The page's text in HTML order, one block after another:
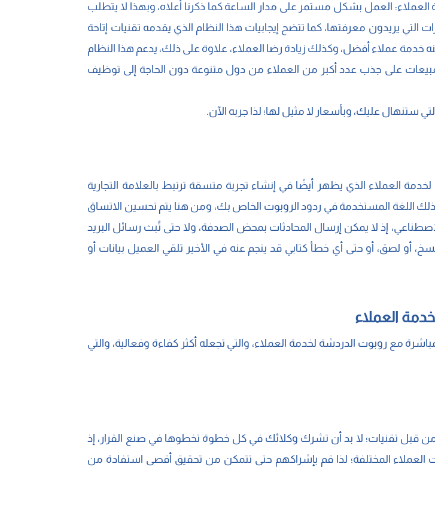
العمل بشكل مستمر على مدار الساعة كما ذكرنا أعلاه، وبهذا لا يتطلب
التي يريدون معرفتها، كما تتضح إيجابيات هذا النظام الذي يقدمه تقنيات إتاحة
خدمة عملاء أفضل، وكذلك زيادة رضا العملاء، علاوة على ذلك، يدعم هذا النظام
على جذب عدد أكبر من العملاء من دول متنوعة دون الحاجة إلى توظيف
ستنهال عليك، وبأسعار لا مثيل لها؛ لذا جربه الآن.
العملاء الذي يظهر أيضًا في إنشاء تجربة متسقة ترتبط بالعلامة التجارية
اللغة المستخدمة في ردود الروبوت الخاص بك، ومن هنا يتم تحسين الاتساق
إذ لا يمكن إرسال المحادثات بمحض الصدفة، ولا حتى تُبث رسائل البريد
أو لصق، أو حتى أي خطأ كتابي قد ينجم عنه في الأخير تلقي العميل بيانات أو
العملاء
مع روبوت الدردشة لخدمة العملاء، والتي تجعله أكثر كفاءة وفعالية، والتي
قبل تقنيات؛ لا بد أن تشرك وكلائك في كل خطوة تخطوها في صنع القرار، إذ
العملاء المختلفة؛ لذا قم بإشراكهم حتى تتمكن من تحقيق أقصى استفادة من